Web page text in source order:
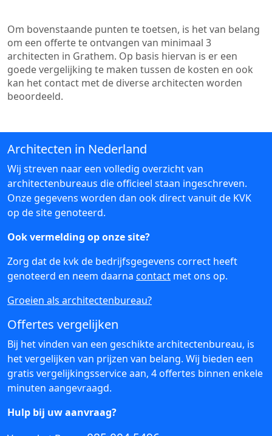
Om bovenstaande punten te toetsen, is het van belang
om een offerte te ontvangen van minimaal 3
architecten in Grathem. Op basis hiervan is er een
goede vergelijking te maken tussen de kosten en ook
kan het contact met de diverse architecten worden
beoordeeld.
Architecten in Nederland
Wij streven naar een volledig overzicht van
architectenbureaus die officieel staan ingeschreven.
Onze gegevens worden dan ook direct vanuit de KVK
op de site genoteerd.
Ook vermelding op onze site?
Zorg dat de kvk de bedrijfsgegevens correct heeft
genoteerd en neem daarna contact met ons op.
Groeien als architectenbureau?
Offertes vergelijken
Bij het vinden van een geschikte architectenbureau, is
het vergelijken van prijzen van belang. Wij bieden een
gratis vergelijkingsservice aan, 4 offertes binnen enkele
minuten aangevraagd.
Hulp bij uw aanvraag?